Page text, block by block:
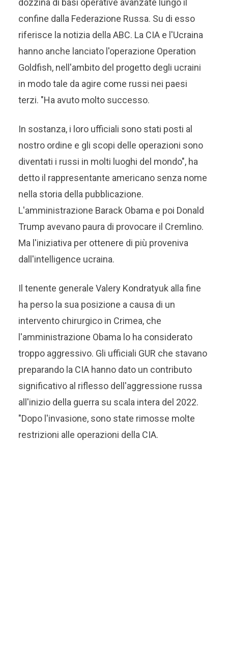
dozzina di basi operative avanzate lungo il
confine dalla Federazione Russa. Su di esso
riferisce la notizia della ABC. La CIA e l'Ucraina
hanno anche lanciato l'operazione Operation
Goldfish, nell'ambito del progetto degli ucraini
in modo tale da agire come russi nei paesi
terzi. "Ha avuto molto successo.
In sostanza, i loro ufficiali sono stati posti al
nostro ordine e gli scopi delle operazioni sono
diventati i russi in molti luoghi del mondo", ha
detto il rappresentante americano senza nome
nella storia della pubblicazione.
L'amministrazione Barack Obama e poi Donald
Trump avevano paura di provocare il Cremlino.
Ma l'iniziativa per ottenere di più proveniva
dall'intelligence ucraina.
Il tenente generale Valery Kondratyuk alla fine
ha perso la sua posizione a causa di un
intervento chirurgico in Crimea, che
l'amministrazione Obama lo ha considerato
troppo aggressivo. Gli ufficiali GUR che stavano
preparando la CIA hanno dato un contributo
significativo al riflesso dell'aggressione russa
all'inizio della guerra su scala intera del 2022.
"Dopo l'invasione, sono state rimosse molte
restrizioni alle operazioni della CIA.